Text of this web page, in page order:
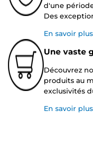
d'une
Des
En savoir plus
Une vaste
Découvrez
produits au
exclusivités
En savoir plus